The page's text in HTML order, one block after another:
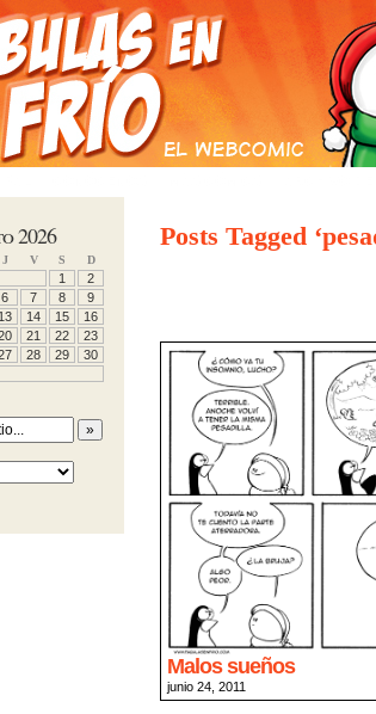
2026
J V S D
1
2
6 7 8
9
13 14 15
16
21 22
23
28 29
30
Posts Tagged
Malos sueños
junio 24, 2011